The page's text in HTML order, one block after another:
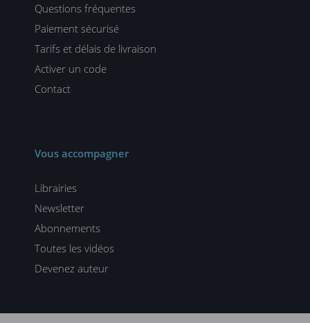
Questions fréquentes
Paiement sécurisé
Tarifs et délais de livraison
Activer un code
Contact
Vous accompagner
Librairies
Newsletter
Abonnements
Toutes les vidéos
Devenez auteur